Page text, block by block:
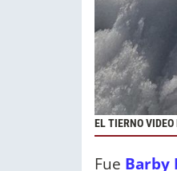
EL TIERNO
Fue Barby